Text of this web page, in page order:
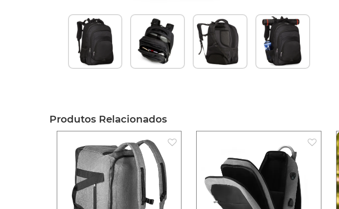
Produtos Relacionados